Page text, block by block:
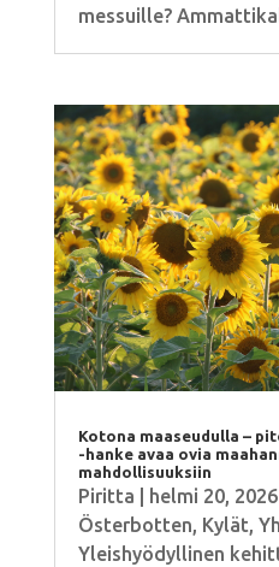
messuille?
Kotona maaseudulla –
-hanke avaa ovia
mahdollisuuksiin
Piritta helmi 20, 2026
Österbotten, Kylät,
Yleishyödyllinen